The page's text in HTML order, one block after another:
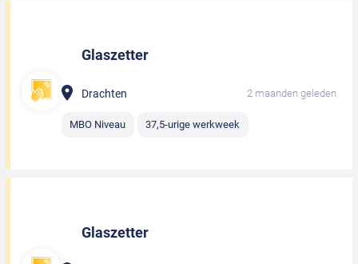
Glaszetter
Drachten 2 maanden geleden
MBO Niveau 37,5-urige werkweek
Glaszetter